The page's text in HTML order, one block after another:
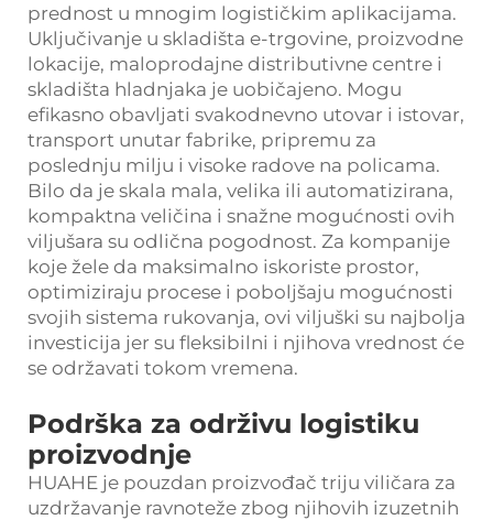
prednost u mnogim logističkim aplikacijama.
Uključivanje u skladišta e-trgovine, proizvodne
lokacije, maloprodajne distributivne centre i
skladišta hladnjaka je uobičajeno. Mogu
efikasno obavljati svakodnevno utovar i istovar,
transport unutar fabrike, pripremu za
poslednju milju i visoke radove na policama.
Bilo da je skala mala, velika ili automatizirana,
kompaktna veličina i snažne mogućnosti ovih
viljušara su odlična pogodnost. Za kompanije
koje žele da maksimalno iskoriste prostor,
optimiziraju procese i poboljšaju mogućnosti
svojih sistema rukovanja, ovi viljuški su najbolja
investicija jer su fleksibilni i njihova vrednost će
se održavati tokom vremena.
Podrška za održivu logistiku
proizvodnje
HUAHE je pouzdan proizvođač triju viličara za
uzdržavanje ravnoteže zbog njihovih izuzetnih